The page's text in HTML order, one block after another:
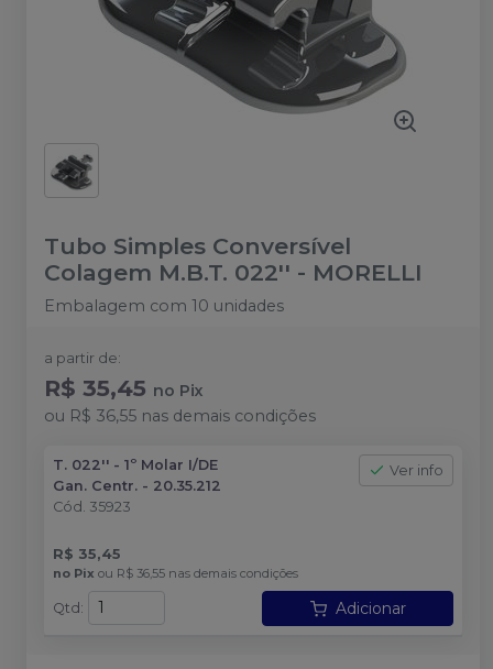
Tubo Simples Conversível
Colagem M.B.T. 022'' - MORELLI
Embalagem com 10 unidades
a partir de:
R$ 35,45 no Pix
ou R$ 36,55 nas demais condições
T. 022'' - 1º Molar I/DE
Gan. Centr. - 20.35.212
Cód. 35923
Ver info
R$ 35,45
no Pix ou R$ 36,55 nas demais condições
Qtd : Adicionar